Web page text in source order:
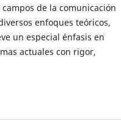
de la comunicación
enfoques teóricos,
un especial énfasis en
actuales con rigor,